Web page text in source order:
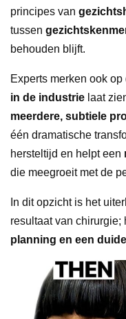
principes van
tussen
behouden blijft.
Experts merken ook
in de industrie laat
meerdere, subtiele
één dramatische
hersteltijd en helpt een
die meegroeit met de
In dit opzicht is het
resultaat van chirurgie;
planning en een